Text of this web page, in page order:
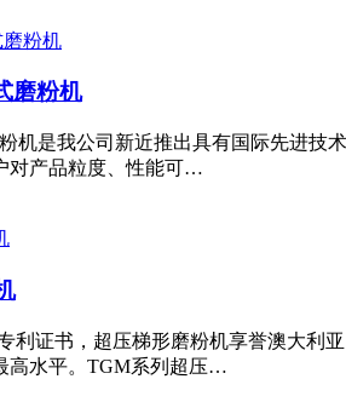
磨粉机
机是我公司新近推出具有国际先进技
对产品粒度、性能可…
利证书，超压梯形磨粉机享誉澳大利
高水平。TGM系列超压…